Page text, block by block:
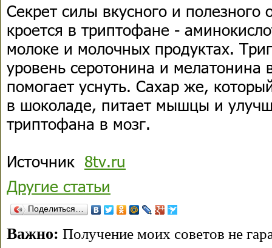
Секрет силы вкусного и полезного
кроется в триптофане -
молоке и молочных продуктах.
уровень серотонина и мелатонина
помогает уснуть. Сахар же,
в шоколаде, питает мышцы и
триптофана в мозг.
Источник 8tv.ru
Другие статьи
Поделиться…
Важно: Получение моих советов не